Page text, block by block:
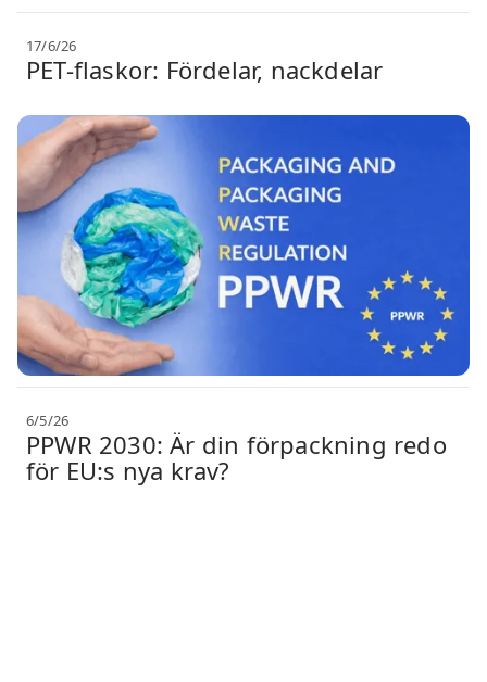
17/6/26
PET-flaskor: Fördelar, nackdelar
6/5/26
PPWR 2030: Är din förpackning redo
för EU:s nya krav?